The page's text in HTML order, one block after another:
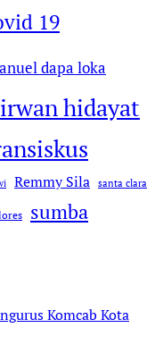
19
dapa loka
irwan hidayat
Remmy Sila santa clara
sumba
Komcab Kota